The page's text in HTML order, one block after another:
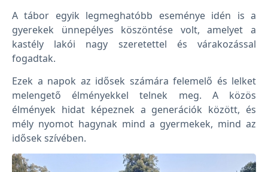
A tábor egyik legmeghatóbb eseménye idén is a
gyerekek ünnepélyes köszöntése volt, amelyet a
kastély lakói nagy szeretettel és várakozással
fogadtak.
Ezek a napok az idősek számára felemelő és lelket
melengető élményekkel telnek meg. A közös
élmények hidat képeznek a generációk között, és
mély nyomot hagynak mind a gyermekek, mind az
idősek szívében.